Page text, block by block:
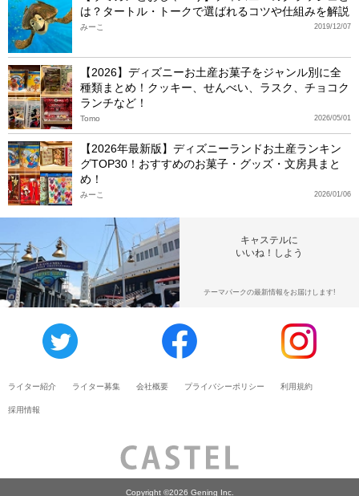
は？タートル・トークで選ばれるコツや仕組みを解説
2019/12/07
みーこ
【2026】ディズニーお土産お菓子をジャンル別に全
種類まとめ！クッキー、せんべい、ラスク、チョコク
ランチなど！
2026/05/01
Tomo
【2026年最新版】ディズニーランドお土産ランキン
グTOP30！おすすめのお菓子・グッズ・文房具まと
め！
2026/01/06
みーこ
キャステルに
いいね！しよう
テーマパークの最新情報をお届けします!
ライター紹介 ライター募集 会社概要 プライバシーポリシー 利用規約
採用情報
Copyright ©2026 Gening Inc.